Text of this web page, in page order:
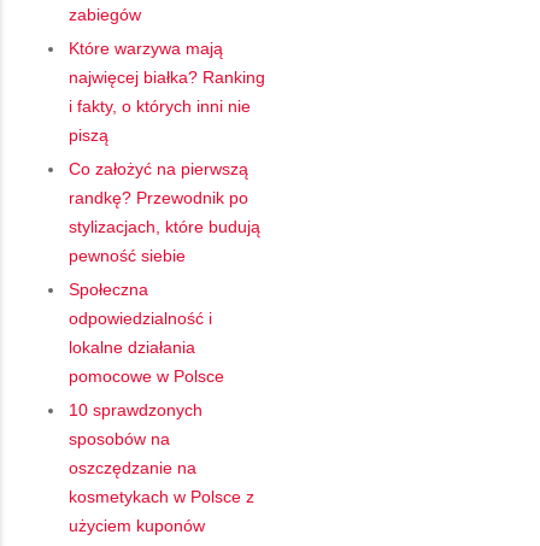
zabiegów
Które warzywa mają
najwięcej białka? Ranking
i fakty, o których inni nie
piszą
Co założyć na pierwszą
randkę? Przewodnik po
stylizacjach, które budują
pewność siebie
Społeczna
odpowiedzialność i
lokalne działania
pomocowe w Polsce
10 sprawdzonych
sposobów na
oszczędzanie na
kosmetykach w Polsce z
użyciem kuponów